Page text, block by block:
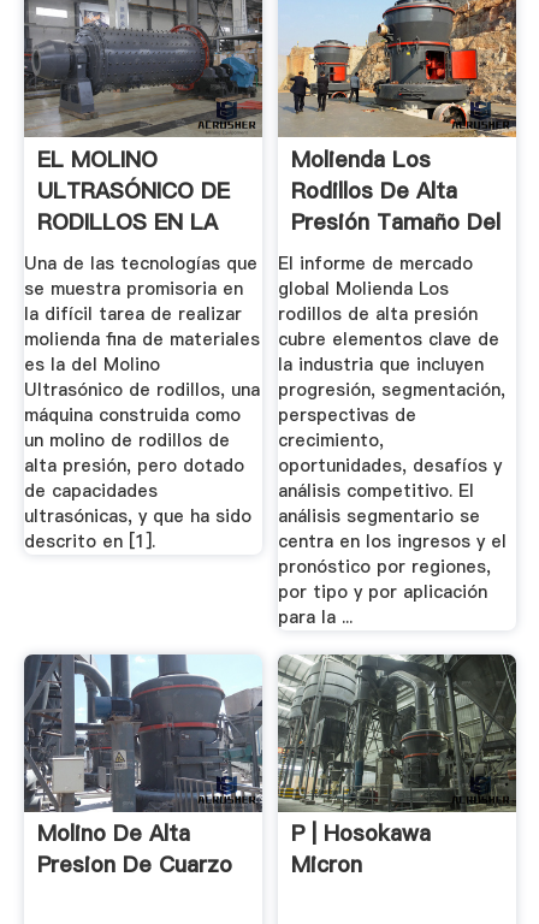
EL MOLINO
ULTRASÓNICO DE
RODILLOS EN LA
MOLIENDA .
Una de las tecnologías que
se muestra promisoria en
la difícil tarea de realizar
molienda fina de materiales
es la del Molino
Ultrasónico de rodillos, una
máquina construida como
un molino de rodillos de
alta presión, pero dotado
de capacidades
ultrasónicas, y que ha sido
descrito en [1].
Molienda Los
Rodillos De Alta
Presión Tamaño Del
Mercado ...
El informe de mercado
global Molienda Los
rodillos de alta presión
cubre elementos clave de
la industria que incluyen
progresión, segmentación,
perspectivas de
crecimiento,
oportunidades, desafíos y
análisis competitivo. El
análisis segmentario se
centra en los ingresos y el
pronóstico por regiones,
por tipo y por aplicación
para la ...
Molino De Alta
Presion De Cuarzo
P | Hosokawa
Micron